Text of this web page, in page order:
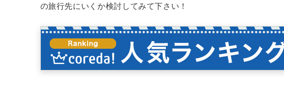
の旅行先にいくか検討してみて下さい！